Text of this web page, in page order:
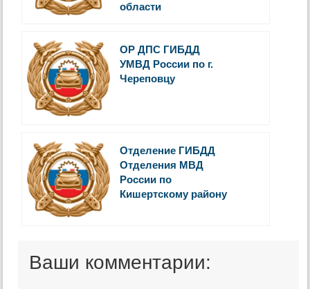
области
ОР ДПС ГИБДД
УМВД России по г.
Череповцу
Отделение ГИБДД
Отделения МВД
России по
Кишертскому району
Ваши комментарии: